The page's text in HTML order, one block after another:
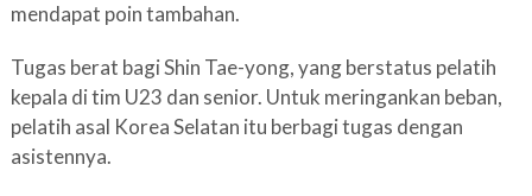
mendapat poin tambahan.
Tugas berat bagi Shin Tae-yong, yang berstatus pelatih
kepala di tim U23 dan senior. Untuk meringankan beban,
pelatih asal Korea Selatan itu berbagi tugas dengan
asistennya.